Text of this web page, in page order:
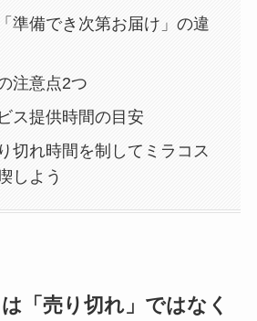
準備でき次第お届け」の違
注意点2つ
ス提供時間の目安
切れ時間を制してミラコス
しよう
「売り切れ」ではなく